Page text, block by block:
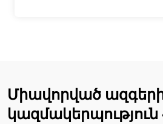
Միավորված